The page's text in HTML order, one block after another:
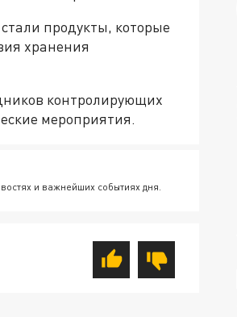
продукты, которые
хранения
контролирующих
мероприятия.
и важнейших событиях дня.